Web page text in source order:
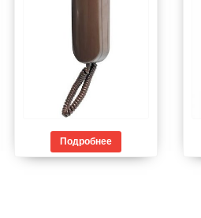
Подробнее